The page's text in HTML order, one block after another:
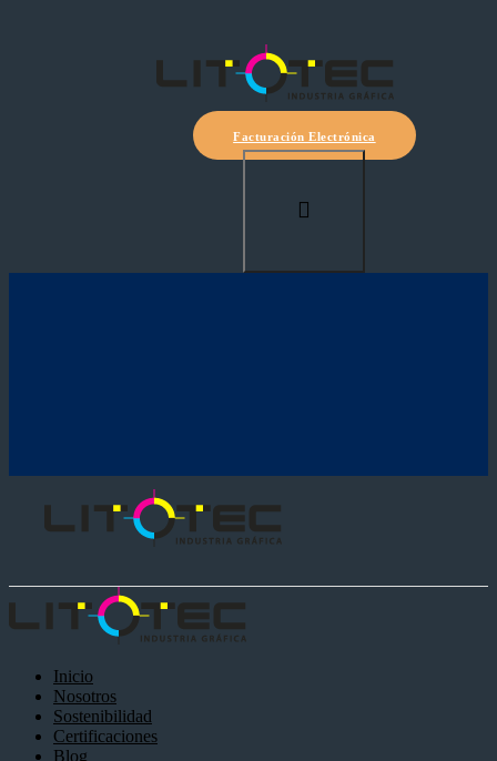
Facturación Electrónica
Inicio
Nosotros
Sostenibilidad
Certificaciones
Blog